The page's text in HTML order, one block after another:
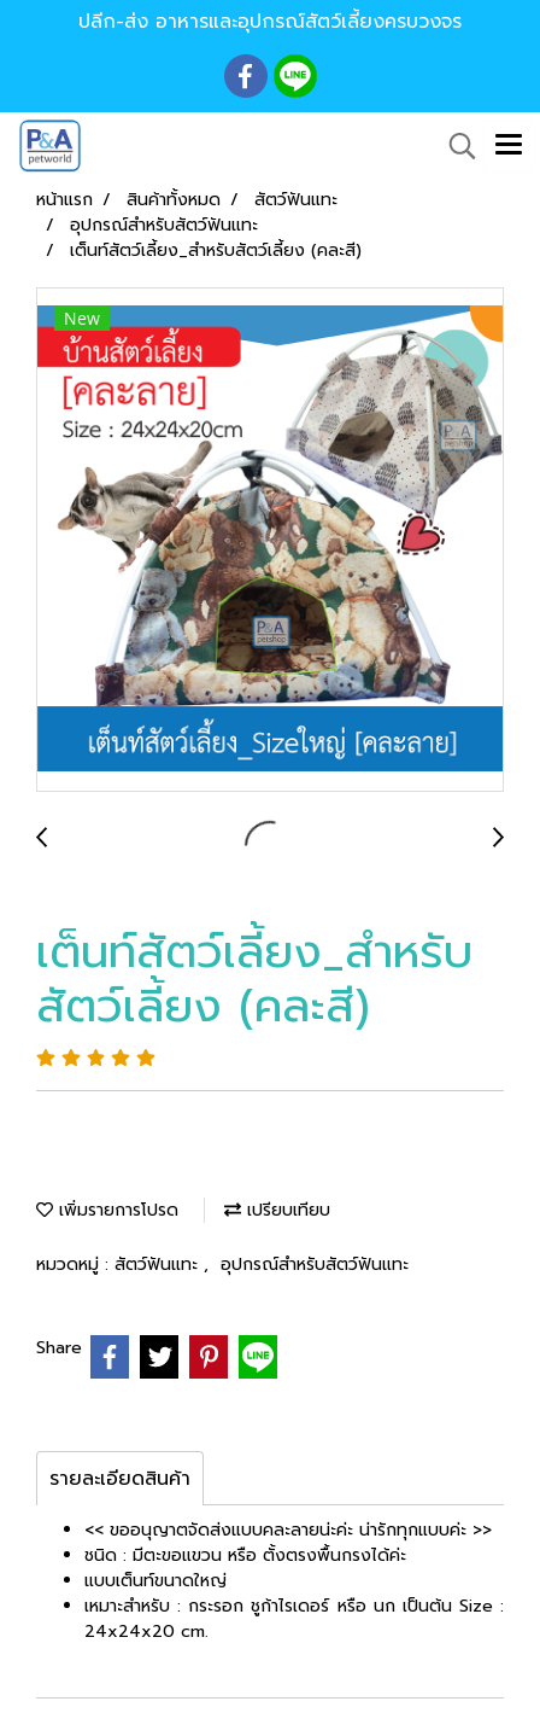
ปลีก-ส่ง อาหารและอุปกรณ์สัตว์เลี้ยงครบวงจร
หน้าแรก สินค้าทั้งหมด
สัตว์ฟันแทะ
อุปกรณ์สำหรับสัตว์ฟันแทะ
เต็นท์สัตว์เลี้ยง_สำหรับสัตว์เลี้ยง (คละสี)
New
เต็นท์สัตว์เลี้ยง_สำหรับ
สัตว์เลี้ยง (คละสี)
เพิ่มรายการโปรด เปรียบเทียบ
หมวดหมู่ : สัตว์ฟันแทะ , อุปกรณ์สำหรับสัตว์ฟันแทะ
Share
รายละเอียดสินค้า
<< ขออนุญาตจัดส่งแบบคละลายน่ะค่ะ น่ารักทุกแบบค่ะ >>
ชนิด : มีตะขอแขวน หรือ ตั้งตรงพื้นกรงได้ค่ะ
แบบเต็นท์ขนาดใหญ่
เหมาะสำหรับ : กระรอก ชูก้าไรเดอร์ หรือ นก เป็นต้น Size :
24x24x20 cm.